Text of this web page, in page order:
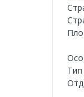
Тип